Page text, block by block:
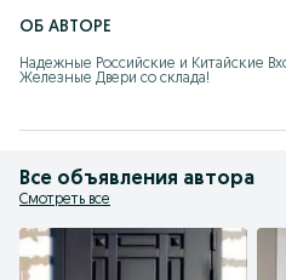
ОБ АВТОРЕ
Надежные Российские и Китайские
Железные Двери со склада!
Все объявления автора
Смотреть все